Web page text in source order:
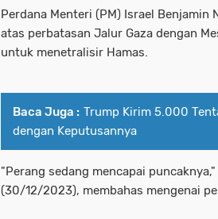
Perdana Menteri (PM) Israel
atas perbatasan Jalur Gaza dengan
untuk menetralisir Hamas.
Baca Juga : Trump Kirim 5.000
dengan Keputusannya
"Perang sedang mencapai
(30/12/2023), membahas mengenai